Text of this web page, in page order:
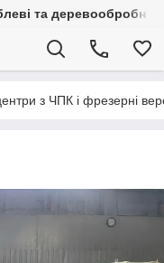
та деревообробні
з ЧПК і фрезерні